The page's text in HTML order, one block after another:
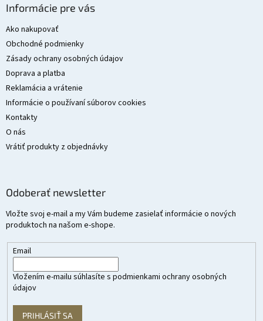
Informácie pre vás
Ako nakupovať
Obchodné podmienky
Zásady ochrany osobných údajov
Doprava a platba
Reklamácia a vrátenie
Informácie o používaní súborov cookies
Kontakty
O nás
Vrátiť produkty z objednávky
Odoberať newsletter
Vložte svoj e-mail a my Vám budeme zasielať informácie o nových
produktoch na našom e-shope.
Email
Vložením e-mailu súhlasíte s podmienkami ochrany osobných
údajov
PRIHLÁSIŤ SA